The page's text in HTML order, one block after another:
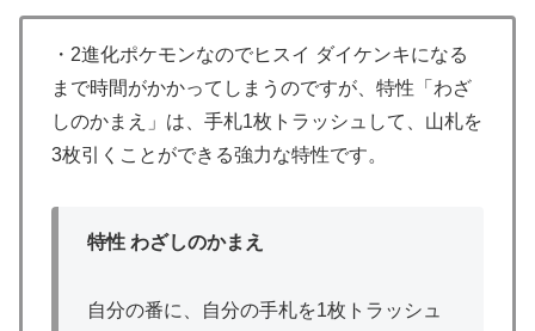
・2進化ポケモンなのでヒスイ ダイケンキになる
まで時間がかかってしまうのですが、特性「わざ
しのかまえ」は、手札1枚トラッシュして、山札を
3枚引くことができる強力な特性です。
特性 わざしのかまえ
自分の番に、自分の手札を1枚トラッシュ